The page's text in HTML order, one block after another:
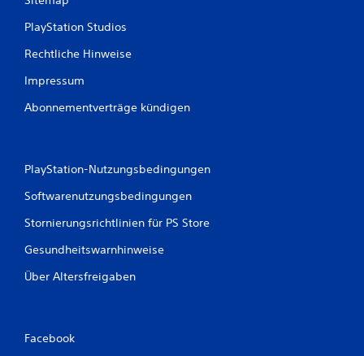
PlayStation Studios
Rechtliche Hinweise
Impressum
Abonnementverträge kündigen
PlayStation-Nutzungsbedingungen
Softwarenutzungsbedingungen
Stornierungsrichtlinien für PS Store
Gesundheitswarnhinweise
Über Altersfreigaben
Facebook